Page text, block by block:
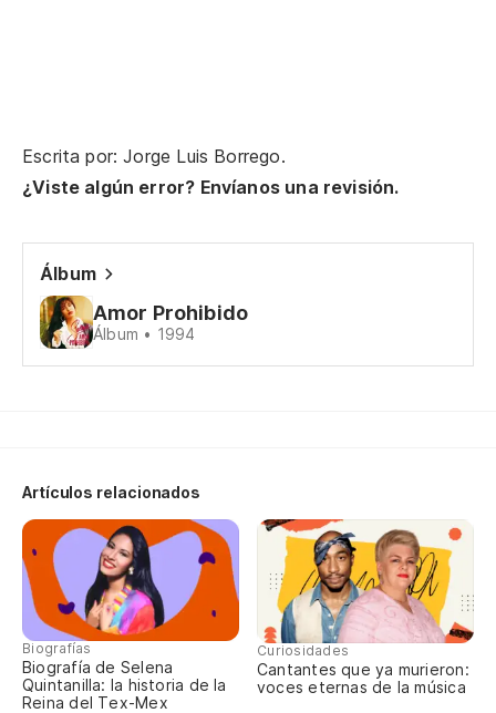
Escrita por: Jorge Luis Borrego.
¿Viste algún error? Envíanos una revisión.
Álbum
Amor Prohibido
Álbum • 1994
Artículos relacionados
Biografías
Biografía de Selena
Quintanilla: la historia de la
Reina del Tex-Mex
Curiosidades
Cantantes que ya murieron:
voces eternas de la música